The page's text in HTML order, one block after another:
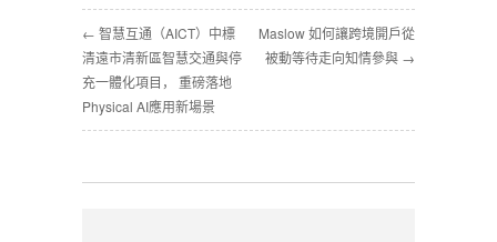
← 智慧互通（AICT）中標
清遠市清新區智慧交通與停
充一體化項目， 重磅落地
Physical AI應用新場景
Maslow 如何讓跨境開戶從
被動等待走向知情參與 →